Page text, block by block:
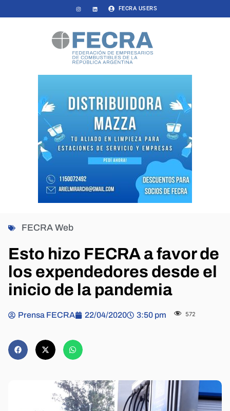
FECRA USERS
FECRA Web
Esto hizo FECRA a favor de
los expendedores desde el
inicio de la pandemia
Prensa FECRA 22/04/2020 3:50 pm 572